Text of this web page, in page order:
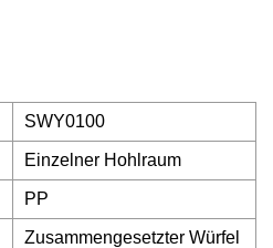
SWY0100
Einzelner Hohlraum
PP
Zusammengesetzter Würfel